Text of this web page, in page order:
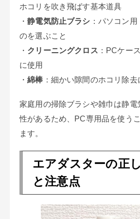
ホコリを吹き飛ばす基本道具
・静電気防止ブラシ ：パソコン
のを選ぶこと
・ クリーニングクロス ：PCケー
に使用
・綿棒 ：細かい隙間のホコリ除去
家庭用の掃除ブラシや雑巾は静
性があるため、PC専用品を使う
ます。
エアダスターの正
と注意点